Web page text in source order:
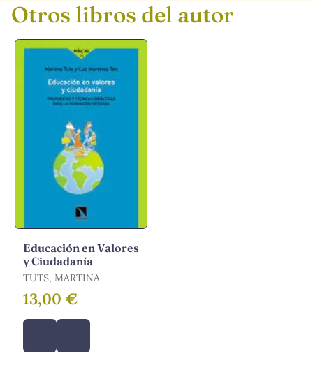
Otros libros del autor
Educación en Valores
y Ciudadanía
TUTS, MARTINA
13,00 €